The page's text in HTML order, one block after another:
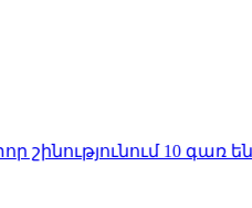
10 գառ են